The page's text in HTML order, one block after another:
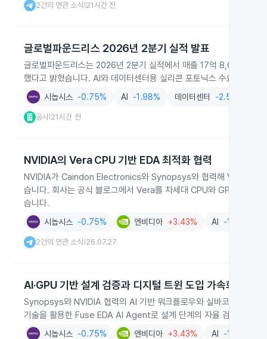
2건의 연관 소식 21시간 전
글로벌파운드리스 2026년 2분기 실적 발표
글로벌파운드리스는 2026년 2분기 실적에서 매출 17억 8,600만 달
했다고 밝혔습니다. AI와 데이터센터용 실리콘 포토닉스 수요 확대
시놉시스 -0.75% AI -1.98% 데이터센터 -2.59%
공시 21시간 전
NVIDIA의 Vera CPU 기반 EDA 최적화 협력
NVIDIA가 Caindon Electronics와 Synopsys와 협력해 Vera CPU
습니다. 회사는 공식 블로그에서 Vera를 차세대 CPU와 GPU 설계
습니다.
시놉시스 -0.75% 엔비디아 +3.43% AI -1.98%
2건의 연관 소식 26.07.27
AI·GPU 기반 설계 검증과 디지털 트윈 도입 가속화
Synopsys와 NVIDIA 협력의 AI 기반 워크플로우와 실바코의
기술을 활용한 Fuse EDA AI Agent로 설계 단계의 자율 검증과 최적
시놉시스 -0.75% 엔비디아 +3.43% AI -1.98%